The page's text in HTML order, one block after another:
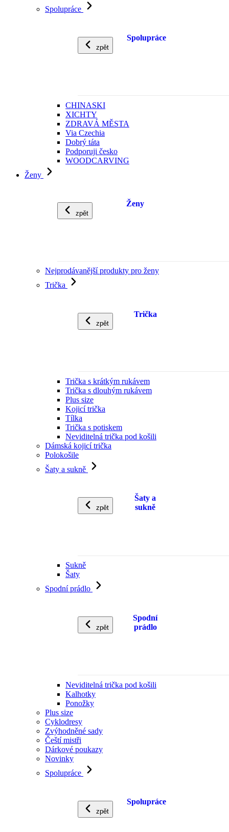
Spolupráce
zpět
Spolupráce
CHINASKI
XICHTY
ZDRAVÁ MĚSTA
Via Czechia
Dobrý táta
Podporuji česko
WOODCARVING
Ženy
zpět
Ženy
Nejprodávanější produkty pro ženy
Trička
zpět
Trička
Trička s krátkým rukávem
Trička s dlouhým rukávem
Plus size
Kojicí trička
Tílka
Trička s potiskem
Neviditelná trička pod košili
Dámská kojicí trička
Polokošile
Šaty a sukně
zpět
Šaty a
sukně
Sukně
Šaty
Spodní prádlo
zpět
Spodní
prádlo
Neviditelná trička pod košili
Kalhotky
Ponožky
Plus size
Cyklodresy
Zvýhodněné sady
Čeští mistři
Dárkové poukazy
Novinky
Spolupráce
zpět
Spolupráce